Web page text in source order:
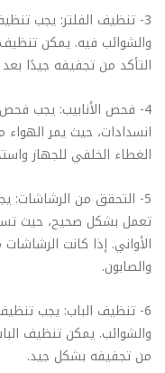
3- تنظيف الفلتر: يجب
والشوائب فيه. يمكن تنظيف
التأكد من تجفيفه جيدًا
4- فحص الأنابيب: يجب
انسدادات، حيث يمر الهواء
الغطاء الخلفي للجهاز
5- التحقق من الرشاشات:
تعمل بشكل صحيح، حيث
الأواني. إذا كانت
والصابون.
6- تنظيف الباب: يجب
والشوائب. يمكن تنظيف
من تجفيفه بشكل جيد.